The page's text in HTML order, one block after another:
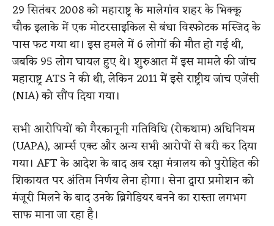
29 सितंबर 2008 को महाराष्ट्र के मालेगांव शहर के भिक्कू
चौक इलाके में एक मोटरसाइकिल से बंधा विस्फोटक मस्जिद के
पास फट गया था। इस हमले में 6 लोगों की मौत हो गई थी,
जबकि 95 लोग घायल हुए थे। शुरुआत में इस मामले की जांच
महाराष्ट्र ATS ने की थी, लेकिन 2011 में इसे राष्ट्रीय जांच एजेंसी
(NIA) को सौंप दिया गया।
सभी आरोपियों को गैरकानूनी गतिविधि (रोकथाम) अधिनियम
(UAPA), आर्म्स एक्ट और अन्य सभी आरोपों से बरी कर दिया
गया। AFT के आदेश के बाद अब रक्षा मंत्रालय को पुरोहित की
शिकायत पर अंतिम निर्णय लेना होगा। सेना द्वारा प्रमोशन को
मंजूरी मिलने के बाद उनके ब्रिगेडियर बनने का रास्ता लगभग
साफ माना जा रहा है।